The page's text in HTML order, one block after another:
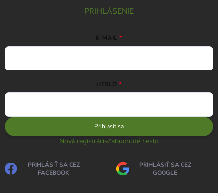
PRIHLÁSENIE
E-MAIL
HESLO
Prihlásiť sa
Nová registráciaZabudnuté heslo
PRIHLÁSIŤ SA CEZ
FACEBOOK
PRIHLÁSIŤ SA CEZ
GOOGLE